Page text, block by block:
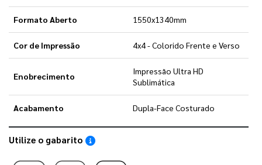
Formato Aberto 1550x1340mm
Cor de Impressão 4x4 - Colorido Frente e Verso
Enobrecimento
Impressão Ultra HD
Sublimática
Acabamento Dupla-Face Costurado
Utilize o gabarito Saiba como utilizar os nossos gabaritos